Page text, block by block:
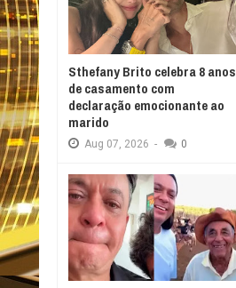
Sthefany Brito celebra 8 anos
de casamento com
declaração emocionante ao
marido
Aug 07, 2026 - 0